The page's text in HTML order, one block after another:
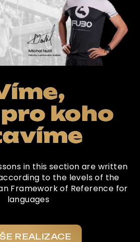
koho
in this section are written
to the levels of the
Framework of Reference for
languages
REALIZACE